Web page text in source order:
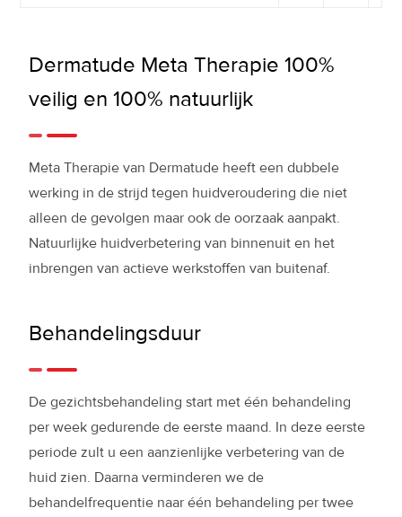
Dermatude Meta Therapie 100%
veilig en 100% natuurlijk
Meta Therapie van Dermatude heeft een dubbele
werking in de strijd tegen huidveroudering die niet
alleen de gevolgen maar ook de oorzaak aanpakt.
Natuurlijke huidverbetering van binnenuit en het
inbrengen van actieve werkstoffen van buitenaf.
Behandelingsduur
De gezichtsbehandeling start met één behandeling
per week gedurende de eerste maand. In deze eerste
periode zult u een aanzienlijke verbetering van de
huid zien. Daarna verminderen we de
behandelfrequentie naar één behandeling per twee